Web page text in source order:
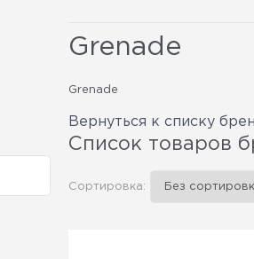
Grenade
Grenade
Вернуться к списку
Список товаров
Сортировка: